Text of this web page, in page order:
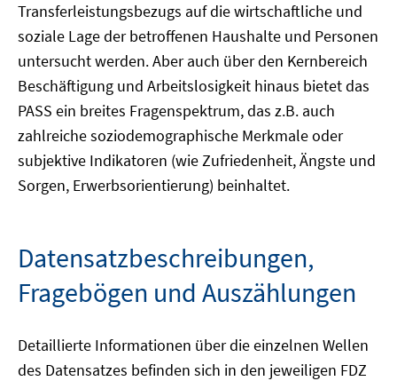
Transferleistungsbezugs auf die wirtschaftliche und
soziale Lage der betroffenen Haushalte und Personen
untersucht werden. Aber auch über den Kernbereich
Beschäftigung und Arbeitslosigkeit hinaus bietet das
PASS ein breites Fragenspektrum, das z.B. auch
zahlreiche soziodemographische Merkmale oder
subjektive Indikatoren (wie Zufriedenheit, Ängste und
Sorgen, Erwerbsorientierung) beinhaltet.
Datensatzbeschreibungen,
Fragebögen und Auszählungen
Detaillierte Informationen über die einzelnen Wellen
des Datensatzes befinden sich in den jeweiligen FDZ